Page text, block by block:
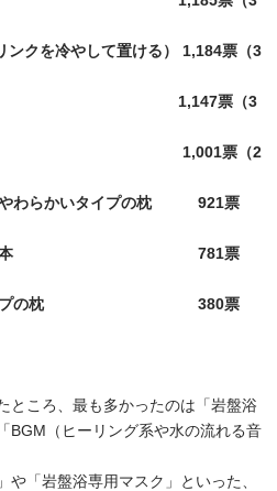
クを冷やして置ける） 1,184票（3
時計 1,147票（3
の説明 1,001票（2
やわらかいタイプの枕 921票
の漫画、本 781票
いタイプの枕 380票
ところ、最も多かったのは「岩盤浴
BGM（ヒーリング系や水の流れる音
や「岩盤浴専用マスク」といった、